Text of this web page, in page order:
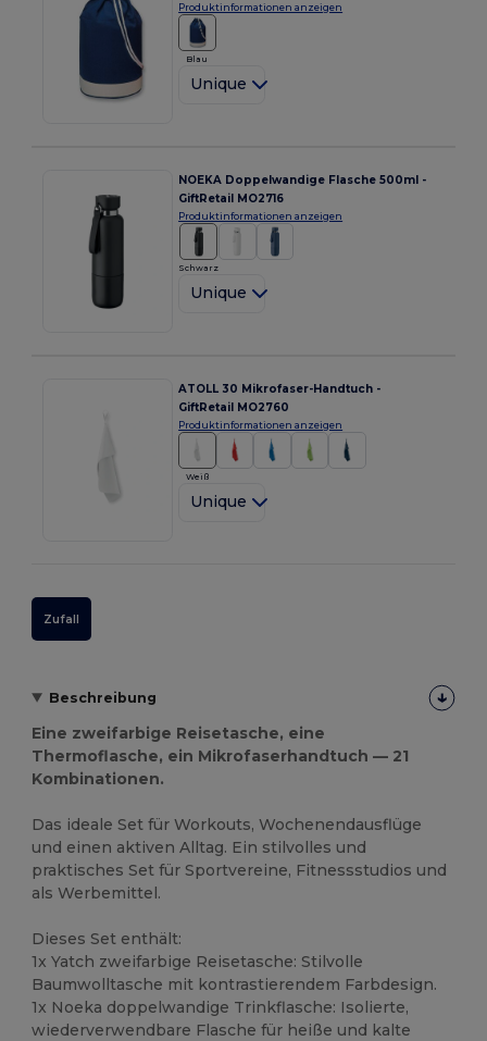
Produktinformationen anzeigen
Blau
Unique
NOEKA Doppelwandige Flasche 500ml -
GiftRetail MO2716
Produktinformationen anzeigen
Schwarz
Unique
ATOLL 30 Mikrofaser-Handtuch -
GiftRetail MO2760
Produktinformationen anzeigen
Weiß
Unique
Zufall
Beschreibung
Eine zweifarbige Reisetasche, eine
Thermoflasche, ein Mikrofaserhandtuch — 21
Kombinationen.
Das ideale Set für Workouts, Wochenendausflüge
und einen aktiven Alltag. Ein stilvolles und
praktisches Set für Sportvereine, Fitnessstudios und
als Werbemittel.
Dieses Set enthält:
1x Yatch zweifarbige Reisetasche: Stilvolle
Baumwolltasche mit kontrastierendem Farbdesign.
1x Noeka doppelwandige Trinkflasche: Isolierte,
wiederverwendbare Flasche für heiße und kalte